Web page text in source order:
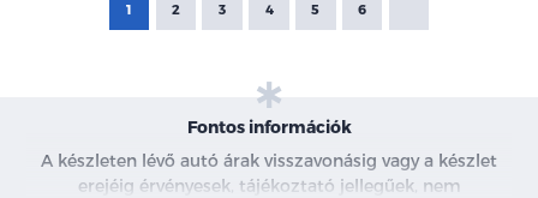
1 2 3 4 5 6
Fontos információk
A készleten lévő autó árak visszavonásig vagy a készlet
erejéig érvényesek, tájékoztató jellegűek, nem